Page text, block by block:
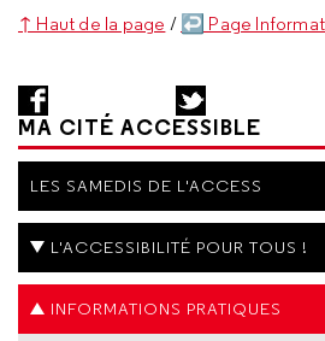
↑ Haut de la page / ↩ Page
MA CITÉ ACCESSIBLE
LES SAMEDIS DE L'ACCESS
L'ACCESSIBILITÉ POUR TOUS !
INFORMATIONS PRATIQUES